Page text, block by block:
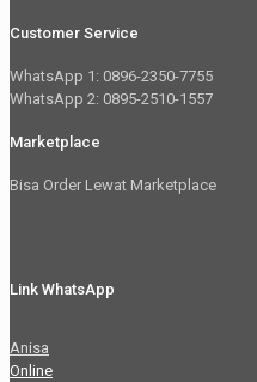
Customer Service
WhatsApp 1: 0896-2350-7755
WhatsApp 2: 0895-2510-1557
Marketplace
Bisa Order Lewat Marketplace
Link WhatsApp
Anisa
Online